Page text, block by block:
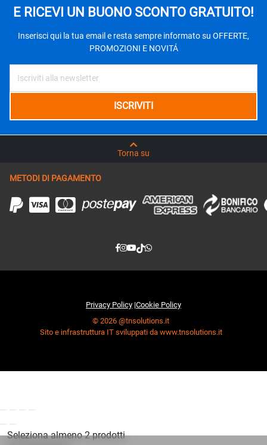
E RICEVI UN BUONO SCONTO GRATUITO!
Inserisci qui la tua email e resta sempre informato su OFFERTE,
PROMOZIONI E NOVITÁ
Torna su
METODI DI PAGAMENTO
Privacy Policy |Cookie Policy
© 2026 @tnsolutions.it
Sito e infrastruttura IT sviluppati da www.tnsolutions.it
Seleziona almeno 2 prodotti